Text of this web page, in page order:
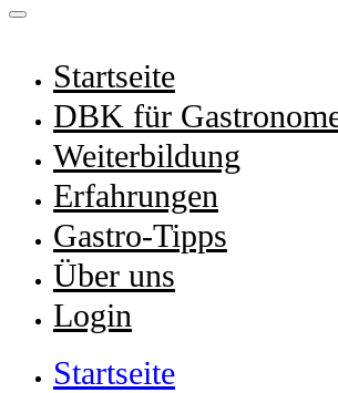
Startseite
DBK für
Weiterbildung
Erfahrungen
Gastro-Tipps
Über uns
Login
Startseite